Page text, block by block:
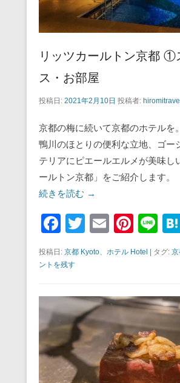
リッツカールトン京都 ①
ス・お部屋
投稿日: 2021年2月10日 投稿者: hiromitravel
京都の梅に続いて京都のホテルを。
鴨川のほとりの便利な立地、ゴー
テリアにピエールエルメが美味し
ールトン京都」をご紹介します。
続きを読む →
F
a
c
b
o
o
k
T
tt
E
ail
Pi
er
st
Li
e
投稿日: 京都 Kyoto、 ホテル Hotel タグ:
ントを残す